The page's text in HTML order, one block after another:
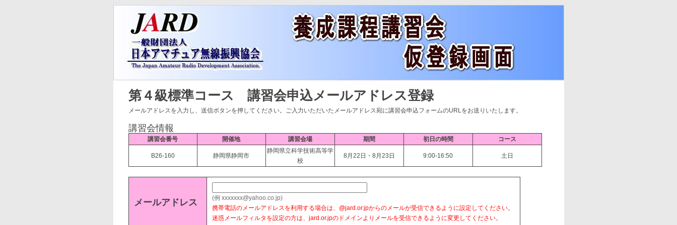
第４級標準コース 講習会申込メールアドレス登録
メールアドレスを入力し、送信ボタンを押してください。ご入力いただいたメールアドレス宛に講習会申込フォームのURLをお送りいたします。
講習会情報
講習会番号 開催地 講習会場 期間 初日の時間 コース
B26-160 静岡県静岡市
静岡県立科学技術高等学
校
8月22日・8月23日 9:00-16:50 土日
メールアドレス
(例 xxxxxxx@yahoo.co.jp)
携帯電話のメールアドレスを利用する場合は、@jard.or.jpからのメールが受信できるように設定してください。
迷惑メールフィルタを設定の方は、jard.or.jpのドメインよりメールを受信できるように変更してください。